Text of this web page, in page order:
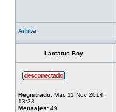
Arriba
Lactatus Boy
Registrado: Mar, 11 Nov 2014,
13:33
Mensajes: 49